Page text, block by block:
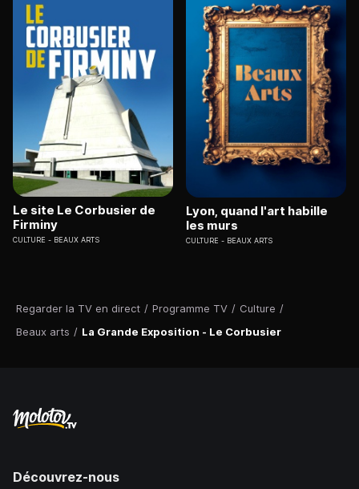
Regarder la TV en direct / Programme TV / Culture /
Beaux arts / La Grande Exposition - Le Corbusier
Le site Le Corbusier de
Firminy
CULTURE BEAUX ARTS
Lyon, quand l'art habille
les murs
CULTURE BEAUX ARTS
Découvrez-nous